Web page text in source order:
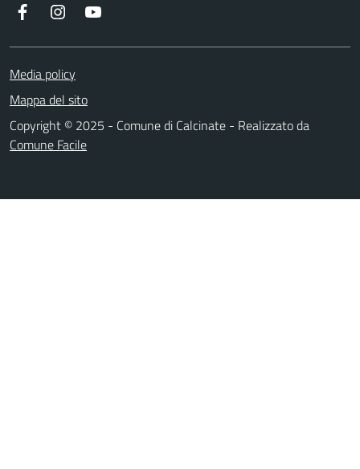
Facebook Instagram
Media policy
Mappa del sito
Copyright © 2025 - Comune di Calcinate - Realizzato da
Comune Facile